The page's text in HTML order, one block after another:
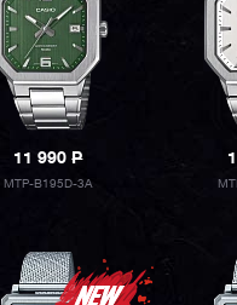
11 990P
MTP-B195D-3A